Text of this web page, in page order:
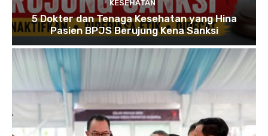
KESEHATAN
5 Dokter dan Tenaga Kesehatan yang Hina
Pasien BPJS Berujung Kena Sanksi